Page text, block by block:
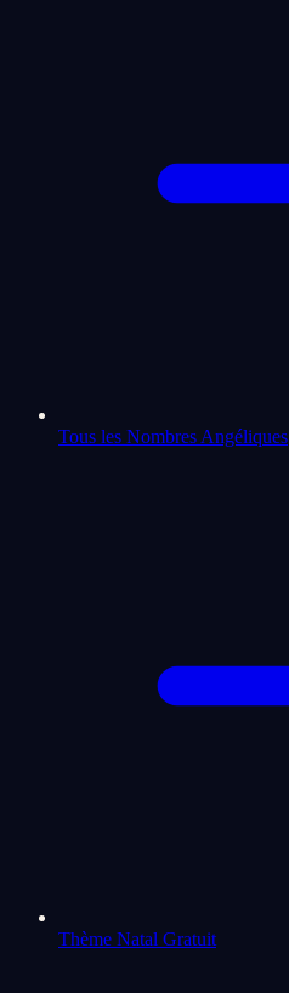
Tous les Nombres Angéliques
Thème Natal Gratuit